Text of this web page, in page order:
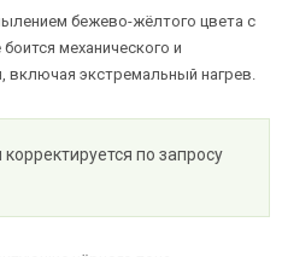
08:00 до 24:00
бежево-жёлтого цвета с
механического и
включая экстремальный нагрев.
по запросу